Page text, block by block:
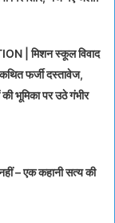
| मिशन स्कूल विवाद
फर्जी दस्तावेज,
भूमिका पर उठे गंभीर
– एक कहानी सत्य की